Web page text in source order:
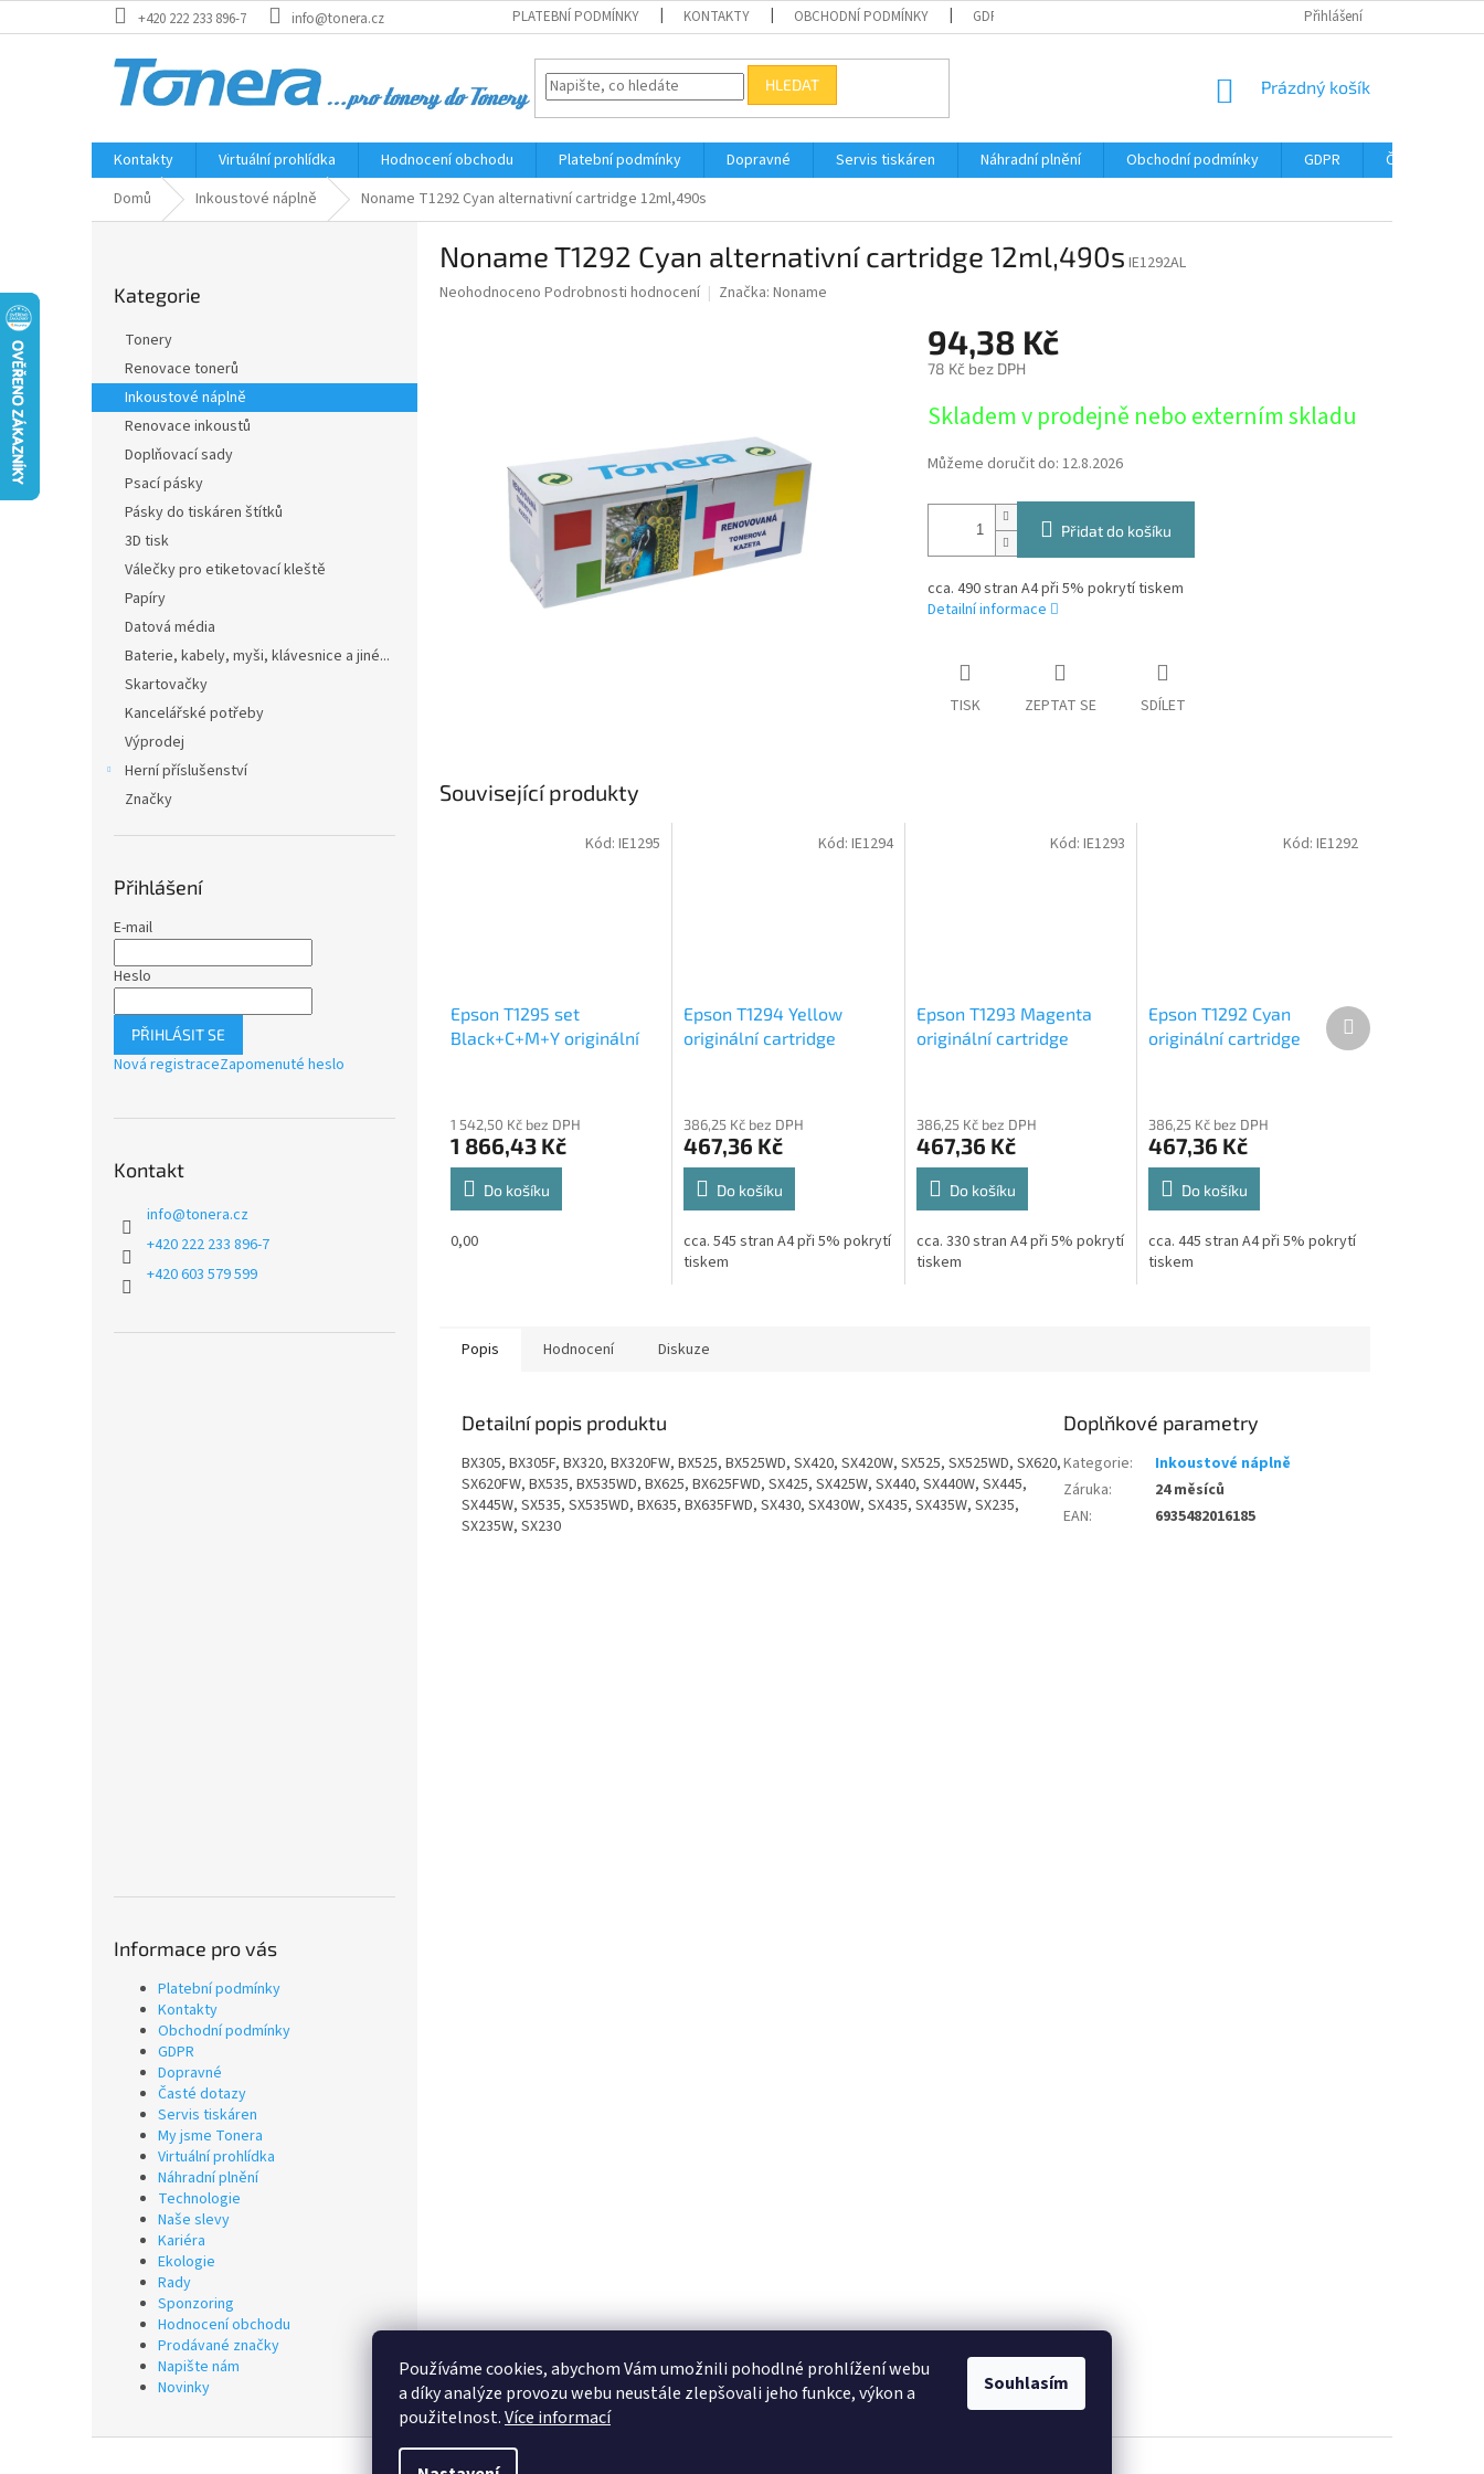
Používáme cookies, abychom Vám umožnili pohodlné prohlížení webu
a díky analýze provozu webu neustále zlepšovali jeho funkce, výkon a
použitelnost.Více informací
Souhlasím
na
+420 222 233 896-7 info@tonera.cz PLATEBNÍ PODMÍNKY KONTAKTY OBCHODNÍ PODMÍNKY GDPR SERVIS TISKÁREN
Přihlášení
HLEDAT
NÁKUPNÍ
Prázdný košík
Kontakty Virtuální prohlídka Hodnocení obchodu Platební podmínky Dopravné Servis tiskáren Náhradní plnění Obchodní podmínky GDPR
Časté dotazy
Domů
Inkoustové náplně Noname T1292 Cyan alternativní cartridge 12ml,490s
n
kategorie
Kategorie
Tonery
Renovace tonerů
Inkoustové náplně
Renovace inkoustů
Doplňovací sady
Psací pásky
Pásky do tiskáren štítků
3D tisk
Válečky pro etiketovací kleště
Papíry
Datová média
Baterie, kabely, myši, klávesnice a jiné...
Skartovačky
Kancelářské potřeby
Výprodej
Herní příslušenství
Značky
Přihlášení
E-mail
Heslo
PŘIHLÁSIT SE
Nová registraceZapomenuté heslo
Kontakt
info@tonera.cz
+420 222 233 896-7
+420 603 579 599
Informace pro vás
Platební podmínky
Kontakty
Obchodní podmínky
GDPR
Dopravné
Časté dotazy
Servis tiskáren
My jsme Tonera
Virtuální prohlídka
Náhradní plnění
Technologie
Naše slevy
Kariéra
Ekologie
Rady
Sponzoring
Hodnocení obchodu
Prodávané značky
Napište nám
Novinky
Noname T1292 Cyan alternativní cartridge 12ml,490s IE1292AL
Průměrné
Neohodnoceno Podrobnosti hodnocení Značka: Noname
94,38 Kč
78 Kč bez DPH
cena:
Skladem v prodejně nebo externím skladu
Můžeme doručit do: 12.8.2026
Přidat do košíku
cca. 490 stran A4 při 5% pokrytí tiskem
Detailní informace
TISK ZEPTAT SE SDÍLET
Související produkty
Epson T1295 set
Black+C+M+Y originální
1 542,50 Kč bez DPH
1 866,43 Kč
Do košíku
0,00
Kód: IE1295
Epson T1294 Yellow
originální cartridge
386,25 Kč bez DPH
467,36 Kč
Do košíku
cca. 545 stran A4 při 5% pokrytí
tiskem
Kód: IE1294
Epson T1293 Magenta
originální cartridge
386,25 Kč bez DPH
467,36 Kč
Do košíku
cca. 330 stran A4 při 5% pokrytí
tiskem
Kód:IE1293
Epson T1292 Cyan
originální cartridge
386,25 Kč bez DPH
467,36 Kč
Do košíku
cca. 445 stran A4 při 5% pokrytí
tiskem
Kód: IE1292
Další
produkt
Popis Hodnocení Diskuze
Detailní popis produktu
BX305, BX305F, BX320, BX320FW, BX525, BX525WD, SX420, SX420W, SX525, SX525WD, SX620,
SX620FW, BX535, BX535WD, BX625, BX625FWD, SX425, SX425W, SX440, SX440W, SX445,
SX445W, SX535, SX535WD, BX635, BX635FWD, SX430, SX430W, SX435, SX435W, SX235,
SX235W, SX230
Doplňkové parametry
Kategorie:
Inkoustové náplně
Záruka:
24 měsíců
EAN: 6935482016185